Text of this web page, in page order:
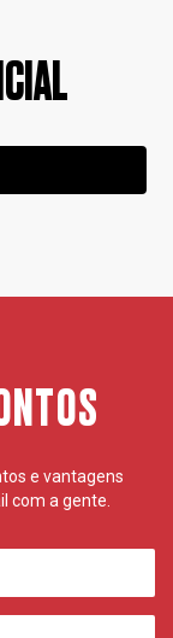
e vantagens
com a gente.